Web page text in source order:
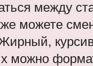
между
можете
можно